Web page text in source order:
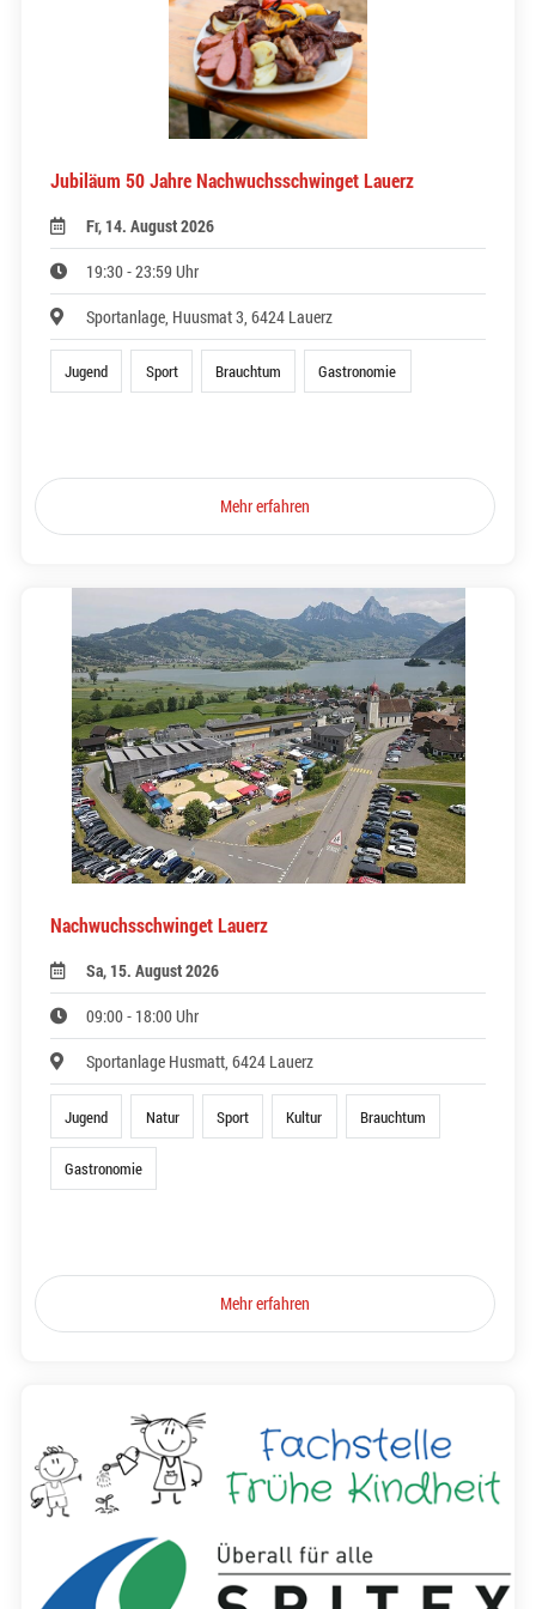
Jubiläum 50 Jahre Nachwuchsschwinget Lauerz
Fr, 14. August 2026
19:30 - 23:59 Uhr
Sportanlage, Huusmat 3, 6424 Lauerz
Jugend Sport Brauchtum Gastronomie
Mehr erfahren
Nachwuchsschwinget Lauerz
Sa, 15. August 2026
09:00 - 18:00 Uhr
Sportanlage Husmatt, 6424 Lauerz
Jugend Natur Sport Kultur Brauchtum
Gastronomie
Mehr erfahren